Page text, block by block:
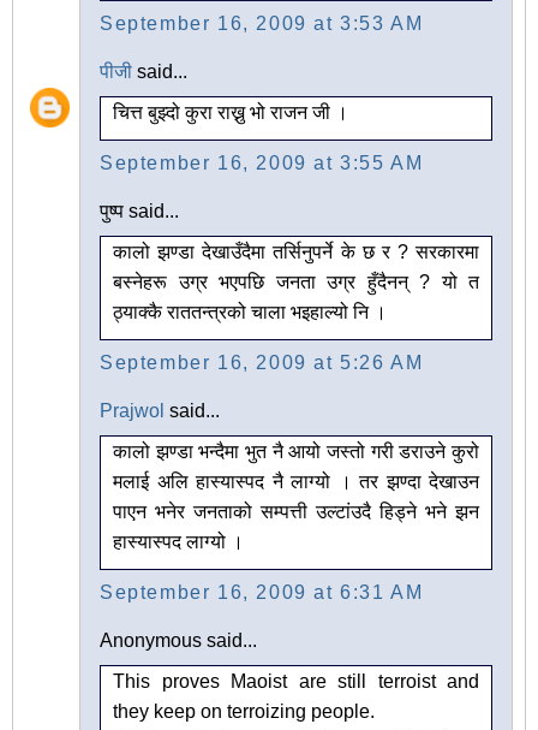
September 16, 2009 at 3:53 AM
पीजी said...
चित्त बुझ्दो कुरा राख्नु भो राजन जी ।
September 16, 2009 at 3:55 AM
पुष्प said...
कालो झण्डा देखाउँदैमा तर्सिनुपर्ने के छ र ? सरकारमा
बस्नेहरू उग्र भएपछि जनता उग्र हुँदैनन् ? यो त
ठ्याक्कै राततन्त्रको चाला भइहाल्यो नि ।
September 16, 2009 at 5:26 AM
Prajwol said...
कालो झण्डा भन्दैमा भुत नै आयो जस्तो गरी डराउने कुरो
मलाई अलि हास्यास्पद नै लाग्यो । तर झण्दा देखाउन
पाएन भनेर जनताको सम्पत्ती उल्टांउदै हिड्ने भने झन
हास्यास्पद लाग्यो ।
September 16, 2009 at 6:31 AM
Anonymous said...
This proves Maoist are still terroist and
they keep on terroizing people.